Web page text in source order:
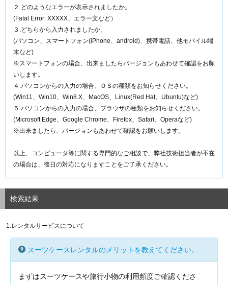
２.どのようなエラーが表示されましたか。
(Fatal Error: XXXXX、エラー文など）
３.どちらから入力されましたか。
(パソコン、スマートフォン(iPhone、android)、携帯電話、他モバイル端
末など)
※スマートフォンの場合、出来ましたらバージョンもあわせて確認をお願
いします。
４.パソコンからの入力の場合、ＯＳの種類をお知らせください。
(Win11、Win10、Win8.X、MacOS、Linux(Red Hat、Ubuntu)など)
５.パソコンからの入力の場合、ブラウザの種類をお知らせください。
(Microsoft Edge、Google Chrome、Firefox、Safari、Operaなど)
※出来ましたら、バージョンもあわせて確認をお願いします。
以上、コンピュータ等に関する専門的なご相談で、弊社技術担当者が不在
の場合は、後日の対応になりますことをご了承ください。
検索結果
1.レンタルサービスについて
スーツケースレンタルのメリットを教えてください。
まずはスーツケースや旅行小物の利用頻度ご確認くださ